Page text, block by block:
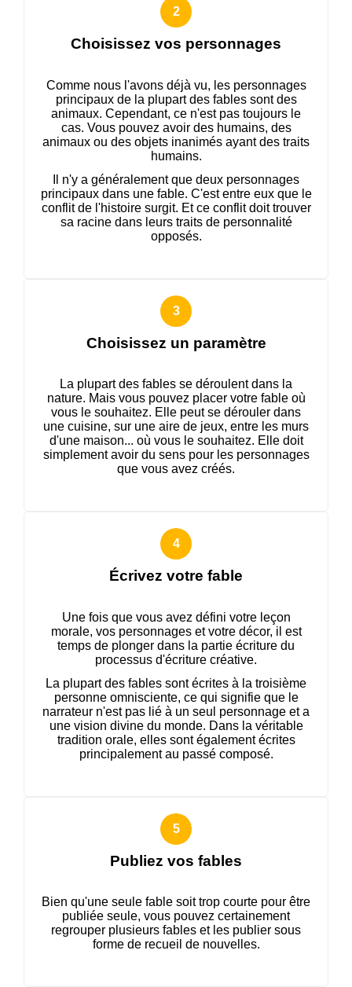
Choisissez vos personnages
Comme nous l'avons déjà vu, les personnages
principaux de la plupart des fables sont des
animaux. Cependant, ce n'est pas toujours le
cas. Vous pouvez avoir des humains, des
animaux ou des objets inanimés ayant des traits
humains.
Il n'y a généralement que deux personnages
principaux dans une fable. C'est entre eux que le
conflit de l'histoire surgit. Et ce conflit doit trouver
sa racine dans leurs traits de personnalité
opposés.
Choisissez un paramètre
La plupart des fables se déroulent dans la
nature. Mais vous pouvez placer votre fable où
vous le souhaitez. Elle peut se dérouler dans
une cuisine, sur une aire de jeux, entre les murs
d'une maison... où vous le souhaitez. Elle doit
simplement avoir du sens pour les personnages
que vous avez créés.
Écrivez votre fable
Une fois que vous avez défini votre leçon
morale, vos personnages et votre décor, il est
temps de plonger dans la partie écriture du
processus d'écriture créative.
La plupart des fables sont écrites à la troisième
personne omnisciente, ce qui signifie que le
narrateur n'est pas lié à un seul personnage et a
une vision divine du monde. Dans la véritable
tradition orale, elles sont également écrites
principalement au passé composé.
Publiez vos fables
Bien qu'une seule fable soit trop courte pour être
publiée seule, vous pouvez certainement
regrouper plusieurs fables et les publier sous
forme de recueil de nouvelles.